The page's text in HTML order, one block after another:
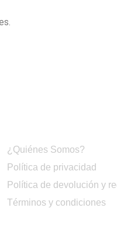
¿Quiénes Somos?
Política de privacidad
Política de devolución y
Términos y condiciones